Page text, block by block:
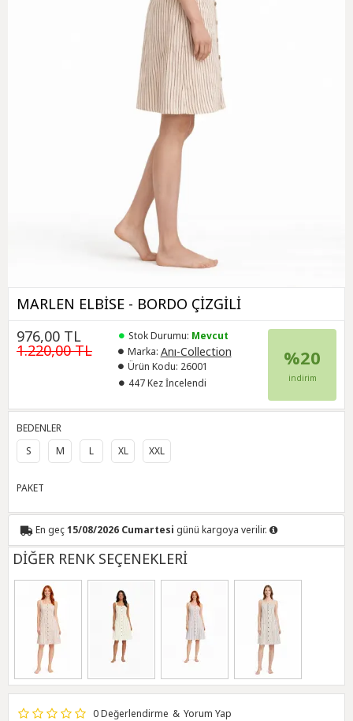
MARLEN ELBİSE - BORDO ÇİZGİLİ
0 Değerlendirme & Yorum Yap
976,00 TL
1.220,00 TL
Stok Durumu: Mevcut
Marka: Anı-Collection
Ürün Kodu: 26001
447 Kez İncelendi
%20
indirim
BEDENLER
S
M L XL XXL
PAKET
En geç15/08/2026 Cumartesi günü kargoya verilir.
DİĞER RENK SEÇENEKLERİ